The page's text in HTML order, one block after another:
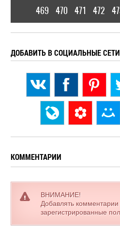
469 470 471 472
ДОБАВИТЬ В СОЦИАЛЬНЫЕ СЕТИ
КОММЕНТАРИИ
ВНИМАНИЕ!
Добавлять комментарии
зарегистрированные